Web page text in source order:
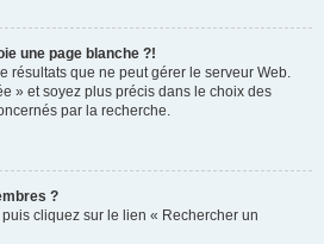
une page blanche ?!
résultats que ne peut gérer le serveur Web.
» et soyez plus précis dans le choix des
par la recherche.
?
cliquez sur le lien « Rechercher un